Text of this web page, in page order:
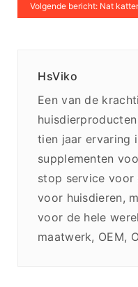
Volgende bericht: Nat
HsViko
Een van de
tien jaar ervaring
supplementen
stop service voor
voor huisdieren,
voor de hele
maatwerk, OEM,